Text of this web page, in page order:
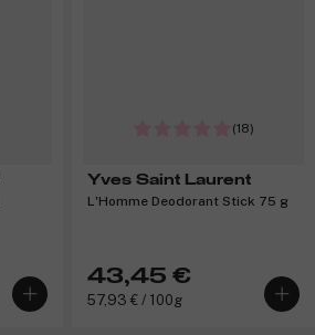
(18)
Yves Saint Laurent
L'Homme Deodorant Stick 75 g
43,45 €
57,93 € / 100g